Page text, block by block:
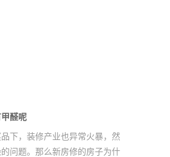
醛呢
下，装修产业也异常火暴，然
问题。那么新房修的房子为什